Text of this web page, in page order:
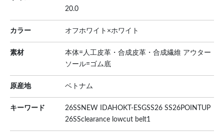
20.0
カラー オフホワイト×ホワイト
素材
本体=人工皮革・合成皮革・合成繊維 アウター
ソール=ゴム底
原産地 ベトナム
キーワード
26SSNEW IDAHOKT-ESGSS26 SS26POINTUP
26SSclearance lowcut belt1